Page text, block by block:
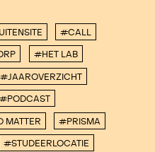
#CALL
#HET LAB
#JAAROVERZICHT
#PODCAST
MATTER #PRISMA
#STUDEERLOCATIE